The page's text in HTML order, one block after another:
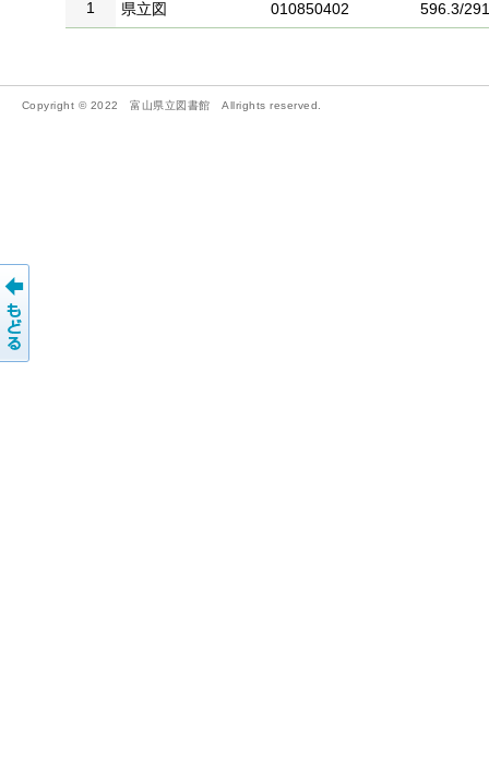
1
県立図 010850402 596.3/
Copyright © 2022 富山県立図書館 Allrights reserved.